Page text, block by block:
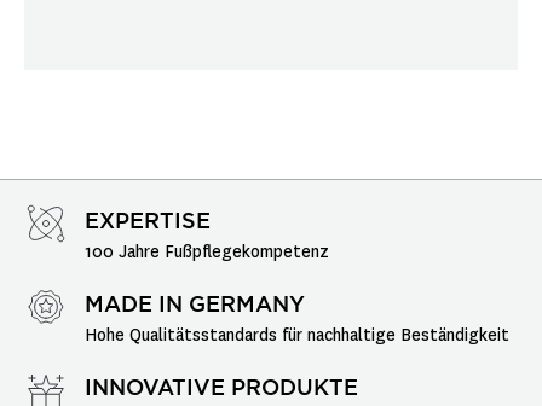
EXPERTISE
100 Jahre Fußpflegekompetenz
MADE IN GERMANY
Hohe Qualitätsstandards für nachhaltige Beständigkeit
INNOVATIVE PRODUKTE